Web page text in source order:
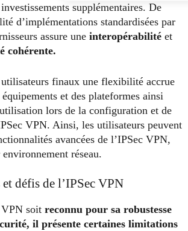
supplémentaires. De
d’implémentations standardisées par
assure une interopérabilité et
cohérente.
finaux une flexibilité accrue
et des plateformes ainsi
lors de la configuration et de
VPN. Ainsi, les utilisateurs peuvent
avancées de l’IPSec VPN,
réseau.
défis de l’IPSec VPN
VPN soit reconnu pour sa robustesse
il présente certaines limitations